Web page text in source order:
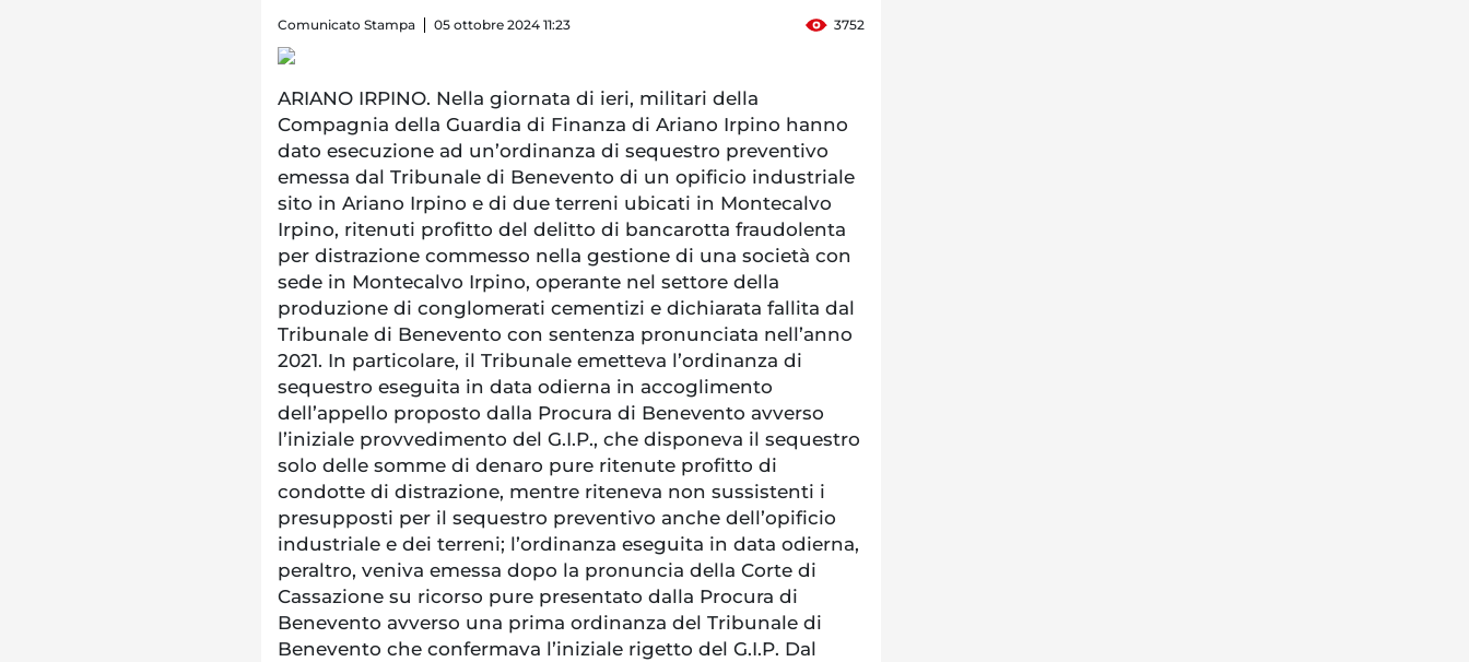
Comunicato Stampa 05 ottobre 2024 11:23 3752
ARIANO IRPINO. Nella giornata di ieri, militari della
Compagnia della Guardia di Finanza di Ariano Irpino hanno
dato esecuzione ad un’ordinanza di sequestro preventivo
emessa dal Tribunale di Benevento di un opificio industriale
sito in Ariano Irpino e di due terreni ubicati in Montecalvo
Irpino, ritenuti profitto del delitto di bancarotta fraudolenta
per distrazione commesso nella gestione di una società con
sede in Montecalvo Irpino, operante nel settore della
produzione di conglomerati cementizi e dichiarata fallita dal
Tribunale di Benevento con sentenza pronunciata nell’anno
2021. In particolare, il Tribunale emetteva l’ordinanza di
sequestro eseguita in data odierna in accoglimento
dell’appello proposto dalla Procura di Benevento avverso
l’iniziale provvedimento del G.I.P., che disponeva il sequestro
solo delle somme di denaro pure ritenute profitto di
condotte di distrazione, mentre riteneva non sussistenti i
presupposti per il sequestro preventivo anche dell’opificio
industriale e dei terreni; l’ordinanza eseguita in data odierna,
peraltro, veniva emessa dopo la pronuncia della Corte di
Cassazione su ricorso pure presentato dalla Procura di
Benevento avverso una prima ordinanza del Tribunale di
Benevento che confermava l’iniziale rigetto del G.I.P. Dal